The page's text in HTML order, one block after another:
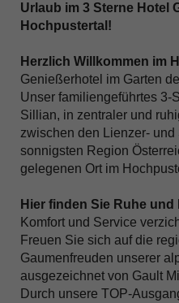
Urlaub im 3 Sterne Hotel
Hochpustertal!
Herzlich Willkommen im
Genießerhotel im Garten
Unser familiengeführtes 3-
Sillian, in zentraler und
zwischen den Lienzer-
sonnigsten Region
gelegenen Ort im
Hier finden Sie Ruhe
Komfort und Service
Freuen Sie sich auf die
Gaumenfreuden unserer
ausgezeichnet von Gault
Durch unsere TOP-